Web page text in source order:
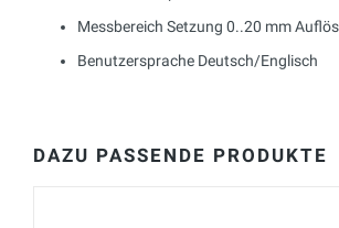
Messbereich Setzung 0..20 mm
Benutzersprache Deutsch/Englisch
DAZU PASSENDE PRODUKTE